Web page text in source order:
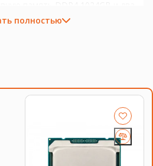
комплект обеспечит вам
сервера.
Поддержка процессоров Xeon, до
слотов расширения
полностью